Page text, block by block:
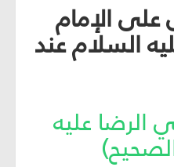
الإمام
السلام عند
الرضا عليه